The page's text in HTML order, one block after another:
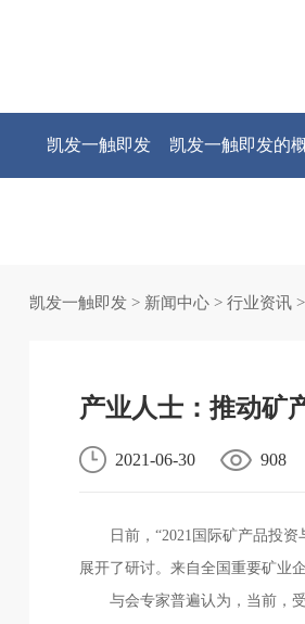
凯发一触即发 凯发一触即发的
凯发一触即发> 新闻中心> 行业资讯>
产业人士：推动矿
2021-06-30 908
日前，“2021国际矿产品投资
展开了研讨。来自全国重要矿业
与会专家普遍认为，当前，受